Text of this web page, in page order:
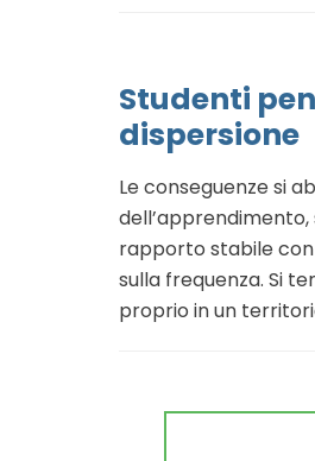
Studenti
dispersione
Le conseguenze si
rapporto stabile con
sulla frequenza. Si
proprio in un